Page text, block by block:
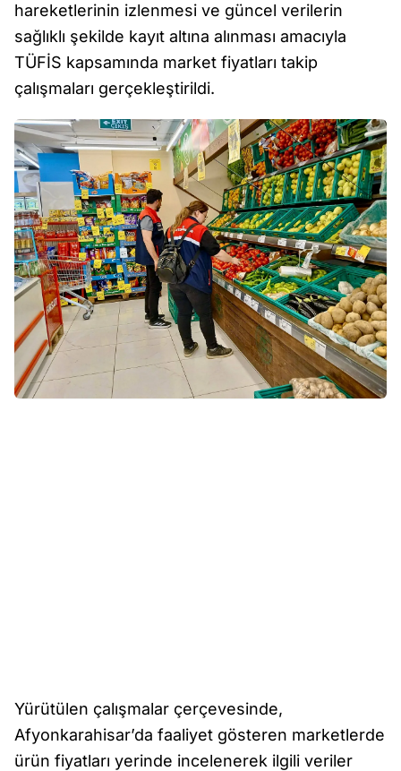
hareketlerinin izlenmesi ve güncel verilerin
sağlıklı şekilde kayıt altına alınması amacıyla
TÜFİS kapsamında market fiyatları takip
çalışmaları gerçekleştirildi.
Yürütülen çalışmalar çerçevesinde,
Afyonkarahisar’da faaliyet gösteren marketlerde
ürün fiyatları yerinde incelenerek ilgili veriler